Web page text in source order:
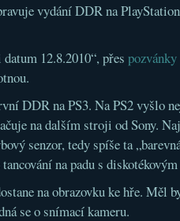
vydání DDR na
12.8.2010“, přes pozvánky
DDR na PS3. Na PS2 vyšlo
na dalším stroji od Sony.
senzor, tedy spíše ta
na padu s
na obrazovku ke hře. Měl
se o snímací kameru.